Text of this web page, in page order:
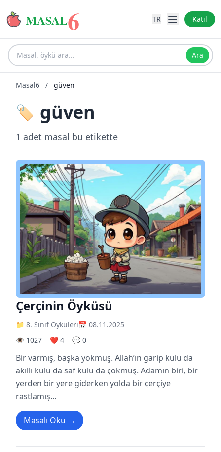
MASAL6 TR Katıl
Ara
Masal6 / güven
🏷️ güven
1 adet masal bu etikette
Çerçinin Öyküsü
📁 8. Sınıf Öyküleri📅 08.11.2025
👁️ 1027
❤️ 4 💬 0
Bir varmış, başka yokmuş. Allah’ın garip kulu da
akıllı kulu da saf kulu da çokmuş. Adamın biri, bir
yerden bir yere giderken yolda bir çerçiye
rastlamış...
Masalı Oku →